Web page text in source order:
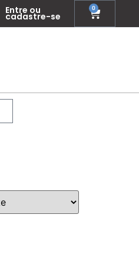
Entre ou
cadastre-se
0